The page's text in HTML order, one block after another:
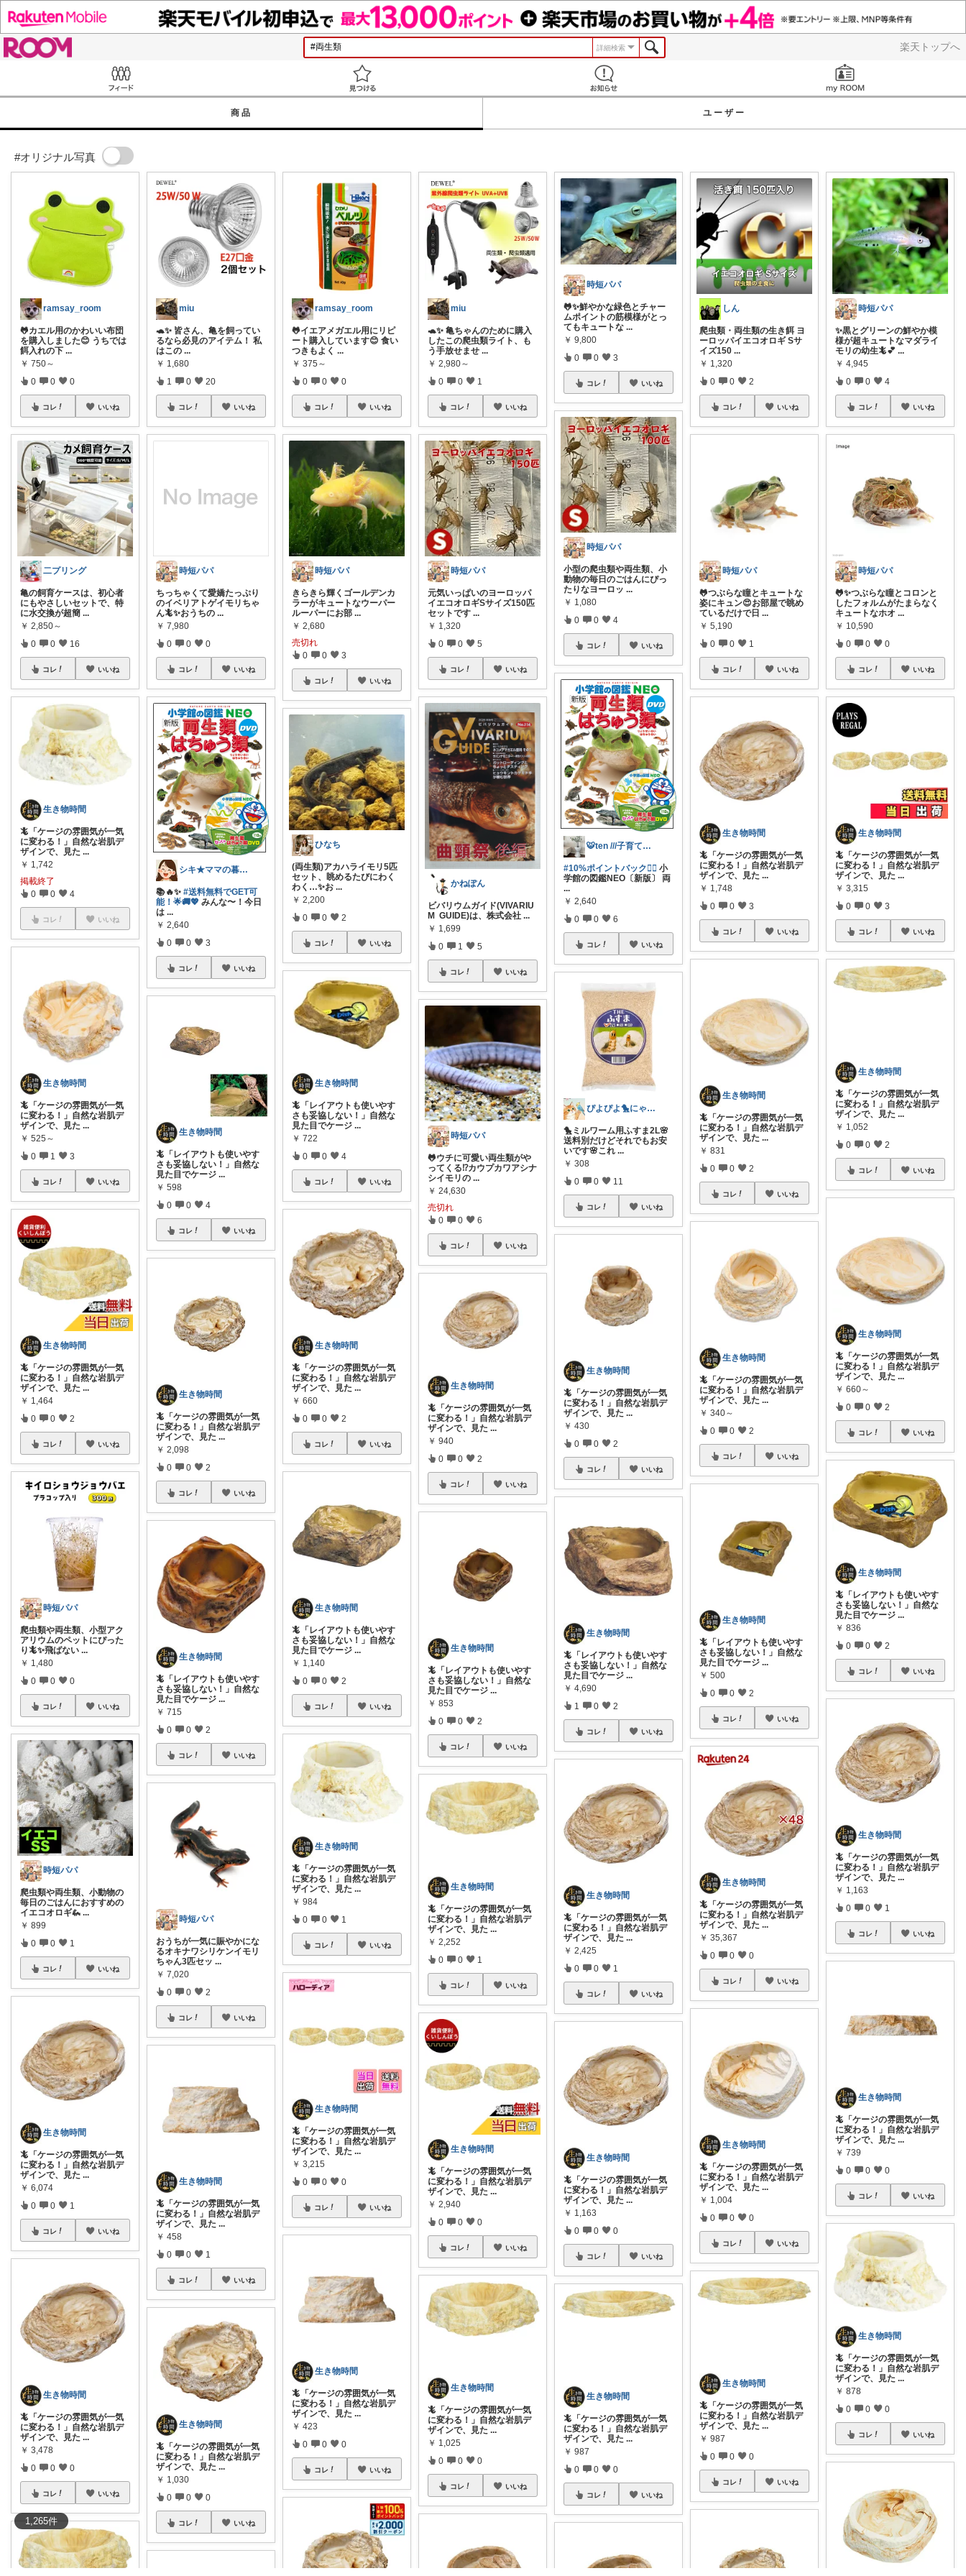
楽天トップへ
詳細検索
商品 ユーザー
#オリジナル写真
1,265件
ramsay_room
🐸カエル用のかわいい布団
を購入しました😊 うちでは
餌入れの下 ...
￥ 750～
0 0 0
コレ いいね
二プリング
亀の飼育ケースは、初心者
にもやさしいセットで、特
に水交換が超簡 ...
￥ 2,850～
0 0 16
コレ いいね
生き物時間
🦎「ケージの雰囲気が一気
に変わる！」自然な岩肌デ
ザインで、見た ...
￥ 1,742
掲載終了
0 0 4
コレ いいね
生き物時間
🦎「ケージの雰囲気が一気
に変わる！」自然な岩肌デ
ザインで、見た ...
￥ 525～
0 1 3
コレ いいね
生き物時間
🦎「ケージの雰囲気が一気
に変わる！」自然な岩肌デ
ザインで、見た ...
￥ 1,464
0 0 2
コレ いいね
時短パパ
爬虫類や両生類、小型アク
アリウムのペットにぴった
り🦎✨飛ばない ...
￥ 1,480
0 0 0
コレ いいね
時短パパ
爬虫類や両生類、小動物の
毎日のごはんにおすすめの
イエコオロギ🦗 ...
￥ 899
0 0 1
コレ いいね
生き物時間
🦎「ケージの雰囲気が一気
に変わる！」自然な岩肌デ
ザインで、見た ...
￥ 6,074
0 0 1
コレ いいね
生き物時間
🦎「ケージの雰囲気が一気
に変わる！」自然な岩肌デ
ザインで、見た ...
￥ 3,478
0 0 0
コレ いいね
miu
🐢✨ 皆さん、亀を飼ってい
るなら必見のアイテム！ 私
はこの ...
￥ 1,680
1 0 20
コレ いいね
時短パパ
ちっちゃくて愛嬌たっぷり
のイベリアトゲイモリちゃ
ん🦎✨おうちの ...
￥ 7,980
0 0 0
コレ いいね
シキ★ママの暮らし、キッズ
📚🔥✨#送料無料でGET可
能！🌟🚚💖 みんな〜！今日
は ...
￥ 2,640
0 0 3
コレ いいね
生き物時間
🦎「レイアウトも使いやす
さも妥協しない！」自然な
見た目でケージ ...
￥ 598
0 0 4
コレ いいね
生き物時間
🦎「ケージの雰囲気が一気
に変わる！」自然な岩肌デ
ザインで、見た ...
￥ 2,098
0 0 2
コレ いいね
生き物時間
🦎「レイアウトも使いやす
さも妥協しない！」自然な
見た目でケージ ...
￥ 715
0 0 2
コレ いいね
時短パパ
おうちが一気に賑やかにな
るオキナワシリケンイモリ
ちゃん3匹セッ ...
￥ 7,020
0 0 2
コレ いいね
生き物時間
🦎「ケージの雰囲気が一気
に変わる！」自然な岩肌デ
ザインで、見た ...
￥ 458
0 0 1
コレ いいね
生き物時間
🦎「ケージの雰囲気が一気
に変わる！」自然な岩肌デ
ザインで、見た ...
￥ 1,030
0 0 0
コレ いいね
ramsay_room
🐸イエアメガエル用にリピ
ート購入しています😊 食い
つきもよく ...
￥ 375～
0 0 0
コレ いいね
時短パパ
きらきら輝くゴールデンカ
ラーがキュートなウーパー
ルーパーにお部 ...
￥ 2,680
売切れ
0 0 3
コレ いいね
ひなち
(両生類)アカハライモリ5匹
セット、眺めるたびにわく
わく…✨お ...
￥ 2,200
0 0 2
コレ いいね
生き物時間
🦎「レイアウトも使いやす
さも妥協しない！」自然な
見た目でケージ ...
￥ 722
0 0 4
コレ いいね
生き物時間
🦎「ケージの雰囲気が一気
に変わる！」自然な岩肌デ
ザインで、見た ...
￥ 660
0 0 2
コレ いいね
生き物時間
🦎「レイアウトも使いやす
さも妥協しない！」自然な
見た目でケージ ...
￥ 1,140
0 0 2
コレ いいね
生き物時間
🦎「ケージの雰囲気が一気
に変わる！」自然な岩肌デ
ザインで、見た ...
￥ 984
0 0 1
コレ いいね
生き物時間
🦎「ケージの雰囲気が一気
に変わる！」自然な岩肌デ
ザインで、見た ...
￥ 3,215
0 0 0
コレ いいね
生き物時間
🦎「ケージの雰囲気が一気
に変わる！」自然な岩肌デ
ザインで、見た ...
￥ 423
0 0 0
コレ いいね
miu
🐢✨ 亀ちゃんのために購入
したこの爬虫類ライト、も
う手放せませ ...
￥ 2,980～
0 0 1
コレ いいね
時短パパ
元気いっぱいのヨーロッパ
イエコオロギSサイズ150匹
セットです ...
￥ 1,320
0 0 5
コレ いいね
かねぽん
ビバリウムガイド(VIVARIU
M GUIDE)は、株式会社 ...
￥ 1,699
0 1 5
コレ いいね
時短パパ
🐸ウチに可愛い両生類がや
ってくる⁉️カウプカワアシナ
シイモリの ...
￥ 24,630
売切れ
0 0 6
コレ いいね
生き物時間
🦎「ケージの雰囲気が一気
に変わる！」自然な岩肌デ
ザインで、見た ...
￥ 940
0 0 2
コレ いいね
生き物時間
🦎「レイアウトも使いやす
さも妥協しない！」自然な
見た目でケージ ...
￥ 853
0 0 2
コレ いいね
生き物時間
🦎「ケージの雰囲気が一気
に変わる！」自然な岩肌デ
ザインで、見た ...
￥ 2,252
0 0 1
コレ いいね
生き物時間
🦎「ケージの雰囲気が一気
に変わる！」自然な岩肌デ
ザインで、見た ...
￥ 2,940
0 0 0
コレ いいね
生き物時間
🦎「ケージの雰囲気が一気
に変わる！」自然な岩肌デ
ザインで、見た ...
￥ 1,025
0 0 0
コレ いいね
時短パパ
🐸✨鮮やかな緑色とチャー
ムポイントの筋模様がとっ
てもキュートな ...
￥ 9,800
0 0 3
コレ いいね
時短パパ
小型の爬虫類や両生類、小
動物の毎日のごはんにぴっ
たりなヨーロッ ...
￥ 1,080
0 0 4
コレ いいね
🐯ten ///子育て暮らしの愛用品
#10%ポイントバック❤️‍🔥 小
学館の図鑑NEO〔新版〕 両
...
￥ 2,640
0 0 6
コレ いいね
ぴよぴよ🐤にゃんにゃん🐾カニ金魚
🐤ミルワーム用ふすま2L🌸
送料別だけどそれでもお安
いです🌸これ ...
￥ 308
0 0 11
コレ いいね
生き物時間
🦎「ケージの雰囲気が一気
に変わる！」自然な岩肌デ
ザインで、見た ...
￥ 430
0 0 2
コレ いいね
生き物時間
🦎「レイアウトも使いやす
さも妥協しない！」自然な
見た目でケージ ...
￥ 4,690
1 0 2
コレ いいね
生き物時間
🦎「ケージの雰囲気が一気
に変わる！」自然な岩肌デ
ザインで、見た ...
￥ 2,425
0 0 1
コレ いいね
生き物時間
🦎「ケージの雰囲気が一気
に変わる！」自然な岩肌デ
ザインで、見た ...
￥ 1,163
0 0 0
コレ いいね
生き物時間
🦎「ケージの雰囲気が一気
に変わる！」自然な岩肌デ
ザインで、見た ...
￥ 987
0 0 0
コレ いいね
しん
爬虫類・両生類の生き餌 ヨ
ーロッパイエコオロギ Sサ
イズ150 ...
￥ 1,320
0 0 2
コレ いいね
時短パパ
🐸つぶらな瞳とキュートな
姿にキュン😍お部屋で眺め
ているだけで日 ...
￥ 5,190
0 0 1
コレ いいね
生き物時間
🦎「ケージの雰囲気が一気
に変わる！」自然な岩肌デ
ザインで、見た ...
￥ 1,748
0 0 3
コレ いいね
生き物時間
🦎「ケージの雰囲気が一気
に変わる！」自然な岩肌デ
ザインで、見た ...
￥ 831
0 0 2
コレ いいね
生き物時間
🦎「ケージの雰囲気が一気
に変わる！」自然な岩肌デ
ザインで、見た ...
￥ 340～
0 0 2
コレ いいね
生き物時間
🦎「レイアウトも使いやす
さも妥協しない！」自然な
見た目でケージ ...
￥ 500
0 0 2
コレ いいね
生き物時間
🦎「ケージの雰囲気が一気
に変わる！」自然な岩肌デ
ザインで、見た ...
￥ 35,367
0 0 0
コレ いいね
生き物時間
🦎「ケージの雰囲気が一気
に変わる！」自然な岩肌デ
ザインで、見た ...
￥ 1,004
0 0 0
コレ いいね
生き物時間
🦎「ケージの雰囲気が一気
に変わる！」自然な岩肌デ
ザインで、見た ...
￥ 987
0 0 0
コレ いいね
時短パパ
✨黒とグリーンの鮮やか模
様が超キュートなマダライ
モリの幼生🦎💕 ...
￥ 4,945
0 0 4
コレ いいね
時短パパ
🐸✨つぶらな瞳とコロンと
したフォルムがたまらなく
キュートなホオ ...
￥ 10,590
0 0 0
コレ いいね
生き物時間
🦎「ケージの雰囲気が一気
に変わる！」自然な岩肌デ
ザインで、見た ...
￥ 3,315
0 0 3
コレ いいね
生き物時間
🦎「ケージの雰囲気が一気
に変わる！」自然な岩肌デ
ザインで、見た ...
￥ 1,052
0 0 2
コレ いいね
生き物時間
🦎「ケージの雰囲気が一気
に変わる！」自然な岩肌デ
ザインで、見た ...
￥ 660～
0 0 2
コレ いいね
生き物時間
🦎「レイアウトも使いやす
さも妥協しない！」自然な
見た目でケージ ...
￥ 836
0 0 2
コレ いいね
生き物時間
🦎「ケージの雰囲気が一気
に変わる！」自然な岩肌デ
ザインで、見た ...
￥ 1,163
0 0 1
コレ いいね
生き物時間
🦎「ケージの雰囲気が一気
に変わる！」自然な岩肌デ
ザインで、見た ...
￥ 739
0 0 0
コレ いいね
生き物時間
🦎「ケージの雰囲気が一気
に変わる！」自然な岩肌デ
ザインで、見た ...
￥ 878
0 0 0
コレ いいね